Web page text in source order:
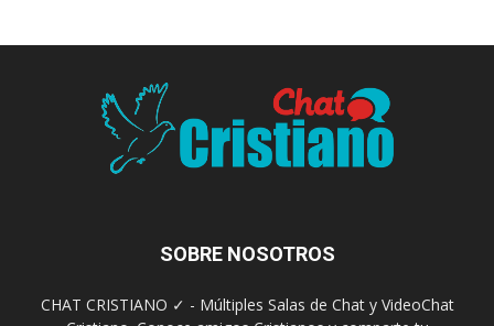
SOBRE NOSOTROS
CHAT CRISTIANO ✓ - Múltiples Salas de Chat y VideoChat